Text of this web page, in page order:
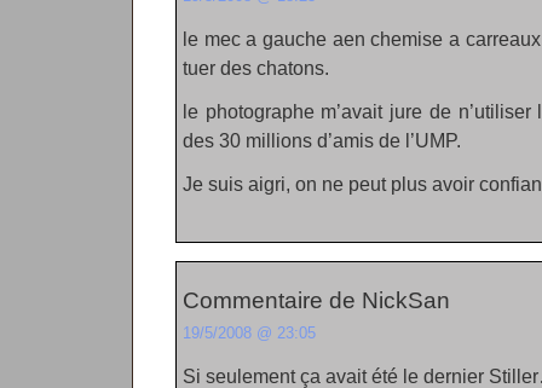
le mec a gauche aen chemise a
tuer des chatons.
le photographe m’avait jure de
des 30 millions d’amis de l’UMP.
Je suis aigri, on ne peut plus avoir
Commentaire de NickSan
19/5/2008 @ 23:05
Si seulement ça avait été le dernier